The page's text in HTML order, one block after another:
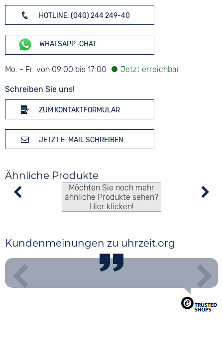
HOTLINE: (040) 244 249-40
WHATSAPP-CHAT
Mo. - Fr. von 09:00 bis 17:00
Schreiben Sie uns!
ZUM KONTAKTFORMULAR
JETZT E-MAIL SCHREIBEN
Ähnliche Produkte
Möchten Sie noch mehr
ähnliche Produkte sehen?
Hier klicken!
Kundenmeinungen zu uhrzeit.org